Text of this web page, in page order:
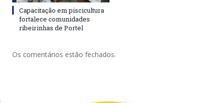
Capacitação em piscicultura
fortalece comunidades
ribeirinhas de Portel
Os comentários estão fechados.